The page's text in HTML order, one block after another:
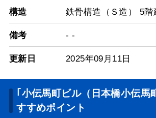
構造 鉄骨構造（Ｓ造） 5階
備考 - -
更新日 2025年09月11日
｢小伝馬町ビル（日本橋小伝馬
すすめポイント